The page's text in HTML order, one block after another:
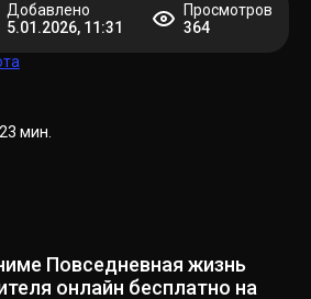
Добавлено
5.01.2026, 11:31
Просмотров
364
23 мин.
Повседневная жизнь
онлайн бесплатно на